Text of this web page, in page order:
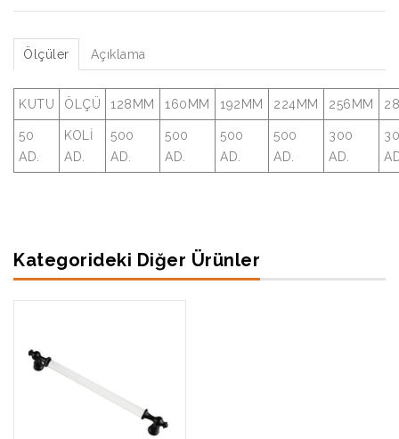
Ölçüler Açıklama
KUTU ÖLÇÜ 128MM 160MM 192MM 224MM 256MM
50
AD.
KOLİ
AD.
500
AD.
500
AD.
500
AD.
500
AD.
300
AD.
Kategorideki Diğer Ürünler